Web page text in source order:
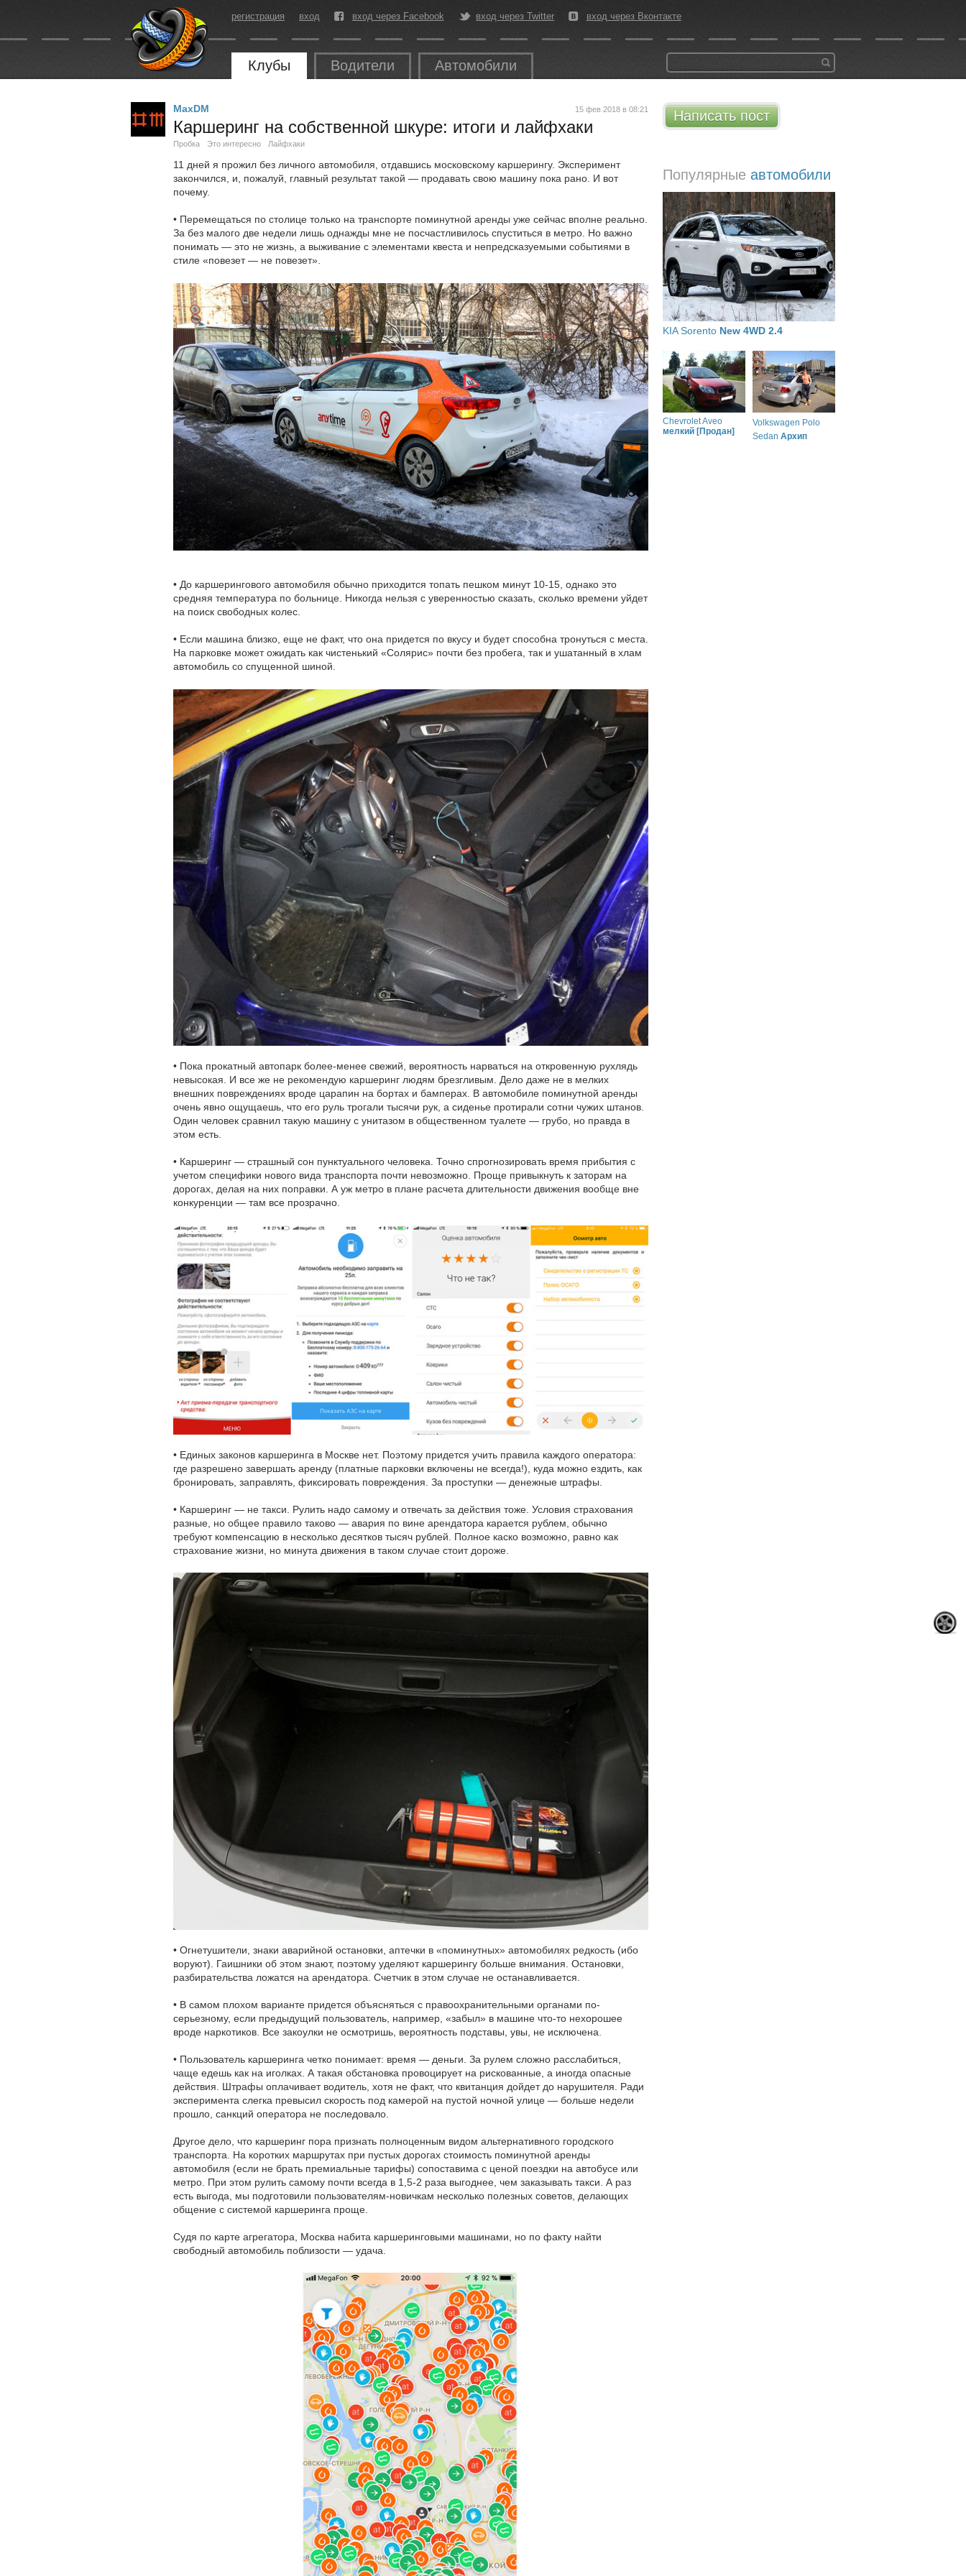
регистрация вход вход через Facebook вход через Twitter вход через Вконтакте
Клубы Водители Автомобили
Написать пост
Популярные автомобили
KIA Sorento New 4WD 2.4
Chevrolet Aveo
мелкий [Продан]
Volkswagen Polo
Sedan Архип
15 фев 2018 в 08:21
MaxDM
Каршеринг на собственной шкуре: итоги и лайфхаки
Пробка Это интересно Лайфхаки
11 дней я прожил без личного автомобиля, отдавшись московскому каршерингу. Эксперимент
закончился, и, пожалуй, главный результат такой — продавать свою машину пока рано. И вот
почему.
• Перемещаться по столице только на транспорте поминутной аренды уже сейчас вполне реально.
За без малого две недели лишь однажды мне не посчастливилось спуститься в метро. Но важно
понимать — это не жизнь, а выживание с элементами квеста и непредсказуемыми событиями в
стиле «повезет — не повезет».
• До каршерингового автомобиля обычно приходится топать пешком минут 10-15, однако это
средняя температура по больнице. Никогда нельзя с уверенностью сказать, сколько времени уйдет
на поиск свободных колес.
• Если машина близко, еще не факт, что она придется по вкусу и будет способна тронуться с места.
На парковке может ожидать как чистенький «Солярис» почти без пробега, так и ушатанный в хлам
автомобиль со спущенной шиной.
• Пока прокатный автопарк более-менее свежий, вероятность нарваться на откровенную рухлядь
невысокая. И все же не рекомендую каршеринг людям брезгливым. Дело даже не в мелких
внешних повреждениях вроде царапин на бортах и бамперах. В автомобиле поминутной аренды
очень явно ощущаешь, что его руль трогали тысячи рук, а сиденье протирали сотни чужих штанов.
Один человек сравнил такую машину с унитазом в общественном туалете — грубо, но правда в
этом есть.
• Каршеринг — страшный сон пунктуального человека. Точно спрогнозировать время прибытия с
учетом специфики нового вида транспорта почти невозможно. Проще привыкнуть к заторам на
дорогах, делая на них поправки. А уж метро в плане расчета длительности движения вообще вне
конкуренции — там все прозрачно.
• Единых законов каршеринга в Москве нет. Поэтому придется учить правила каждого оператора:
где разрешено завершать аренду (платные парковки включены не всегда!), куда можно ездить, как
бронировать, заправлять, фиксировать повреждения. За проступки — денежные штрафы.
• Каршеринг — не такси. Рулить надо самому и отвечать за действия тоже. Условия страхования
разные, но общее правило таково — авария по вине арендатора карается рублем, обычно
требуют компенсацию в несколько десятков тысяч рублей. Полное каско возможно, равно как
страхование жизни, но минута движения в таком случае стоит дороже.
• Огнетушители, знаки аварийной остановки, аптечки в «поминутных» автомобилях редкость (ибо
воруют). Гаишники об этом знают, поэтому уделяют каршерингу больше внимания. Остановки,
разбирательства ложатся на арендатора. Счетчик в этом случае не останавливается.
• В самом плохом варианте придется объясняться с правоохранительными органами по-
серьезному, если предыдущий пользователь, например, «забыл» в машине что-то нехорошее
вроде наркотиков. Все закоулки не осмотришь, вероятность подставы, увы, не исключена.
• Пользователь каршеринга четко понимает: время — деньги. За рулем сложно расслабиться,
чаще едешь как на иголках. А такая обстановка провоцирует на рискованные, а иногда опасные
действия. Штрафы оплачивает водитель, хотя не факт, что квитанция дойдет до нарушителя. Ради
эксперимента слегка превысил скорость под камерой на пустой ночной улице — больше недели
прошло, санкций оператора не последовало.
Другое дело, что каршеринг пора признать полноценным видом альтернативного городского
транспорта. На коротких маршрутах при пустых дорогах стоимость поминутной аренды
автомобиля (если не брать премиальные тарифы) сопоставима с ценой поездки на автобусе или
метро. При этом рулить самому почти всегда в 1,5-2 раза выгоднее, чем заказывать такси. А раз
есть выгода, мы подготовили пользователям-новичкам несколько полезных советов, делающих
общение с системой каршеринга проще.
Судя по карте агрегатора, Москва набита каршеринговыми машинами, но по факту найти
свободный автомобиль поблизости — удача.